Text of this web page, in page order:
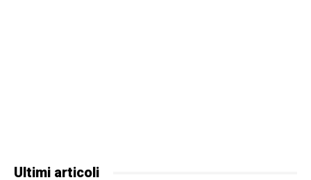
Ultimi articoli